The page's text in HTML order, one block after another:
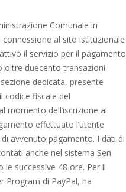
Comunale in
al sito istituzionale
il servizio per il pagamento
oltre duecento transazioni
dedicata, presente
codice fiscale del
momento dell’iscrizione al
effettuato l’utente
avvenuto pagamento. I dati di
anche nel sistema Sen
le successive 48 ore. Per il
Program di PayPal, ha